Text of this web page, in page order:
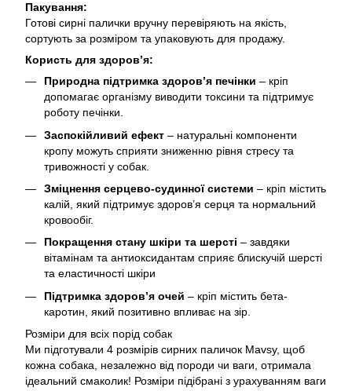
Пакування:
Готові сирні палички вручну перевіряють на якість,
сортують за розміром та упаковують для продажу.
Користь для здоров’я:
Природна підтримка здоров’я печінки – кріп
допомагає організму виводити токсини та підтримує
роботу печінки.
Заспокійливий ефект – натуральні компоненти
кропу можуть сприяти зниженню рівня стресу та
тривожності у собак.
Зміцнення серцево-судинної системи – кріп містить
калій, який підтримує здоров’я серця та нормальний
кровообіг.
Покращення стану шкіри та шерсті – завдяки
вітамінам та антиоксидантам сприяє блискучій шерсті
та еластичності шкіри
Підтримка здоров’я очей – кріп містить бета-
каротин, який позитивно впливає на зір.
Розміри для всіх порід собак
Ми підготували 4 розмірів сирних паличок Mavsy, щоб
кожна собака, незалежно від породи чи ваги, отримала
ідеальний смаколик! Розміри підібрані з урахуванням ваги